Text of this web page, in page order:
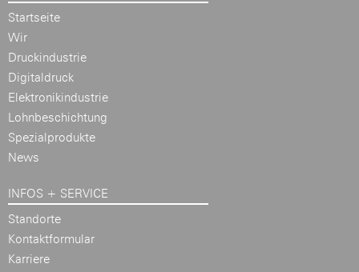
Startseite
Wir
Druckindustrie
Digitaldruck
Elektronikindustrie
Lohnbeschichtung
Spezialprodukte
News
INFOS + SERVICE
Standorte
Kontaktformular
Karriere